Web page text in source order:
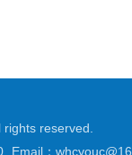
reserved.
Email：